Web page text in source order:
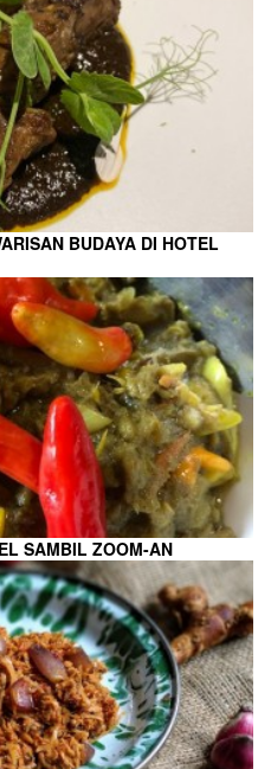
BUDAYA DI HOTEL
SAMBIL ZOOM-AN